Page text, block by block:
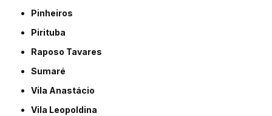
Pinheiros
Pirituba
Raposo Tavares
Sumaré
Vila Anastácio
Vila Leopoldina